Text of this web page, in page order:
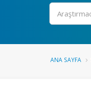
Ara
ANA SAYFA